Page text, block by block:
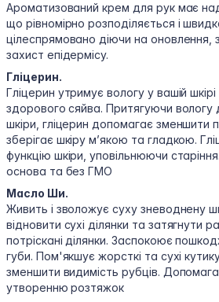
Ароматизований крем для рук має
що рівномірно розподіляється і
цілеспрямовано діючи на оновлення,
захист епідермісу.
Гліцерин.
Гліцерин утримує вологу у вашій
здорового сяйва. Притягуючи
шкіри, гліцерин допомагає зменшити
зберігає шкіру м’якою та гладкою.
функцію шкіри, уповільнюючи
основа та без ГМО
Масло Ши.
Живить і зволожує суху зневоднену
відновити сухі ділянки та затягнути
потріскані ділянки. Заспокоює
губи. Пом'якшує жорсткі та сухі
зменшити видимість рубців.
утворенню розтяжок